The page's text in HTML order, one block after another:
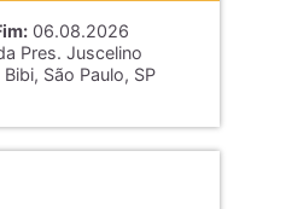
06.08.2026
Pres. Juscelino
São Paulo, SP